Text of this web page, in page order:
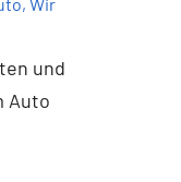
, Wir
und
Auto